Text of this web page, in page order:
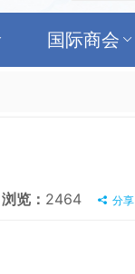
国际商会
浏览： 2464 分享